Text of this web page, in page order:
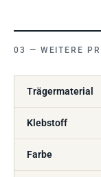
WEITERE
Trägermaterial
Klebstoff
Farbe